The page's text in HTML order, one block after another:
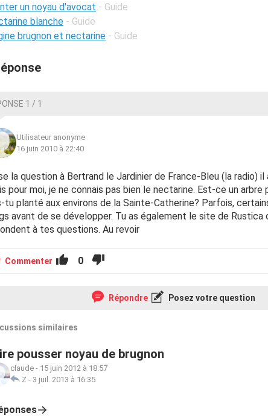
un noyau d'avocat - Guide
blanche - Guide
brugnon et nectarine - Guide
1 / 1
Utilisateur anonyme
16 juin 2010 à 22:40
la question à Bertrand le Jardinier de France-Bleu (la radio)
pour moi, je ne connais pas bien le nectarine. Est-ce un arbre
tu planté aux environs de la Sainte-Catherine? Parfois,
avant de se développer. Tu as également le site de Rustica
à tes questions. Au revoir
Commenter 0
Répondre Posez votre question
similaires
pousser noyau de brugnon
claude - 15 juin 2012 à 18:57
Z - 3 juil. 2013 à 16:35